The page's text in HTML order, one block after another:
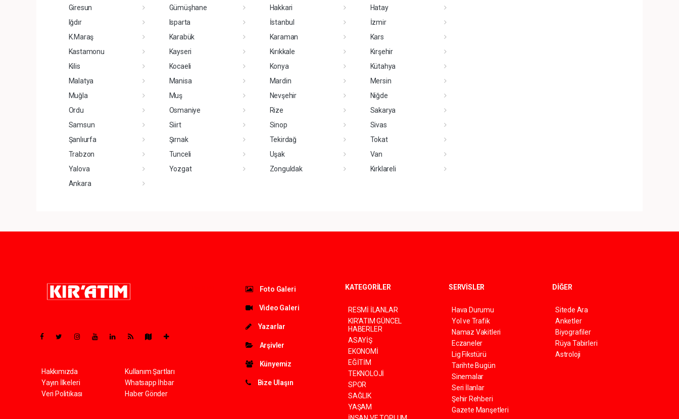
Giresun
Gümüşhane Hakkari
Hatay
Iğdır
Isparta İstanbul
İzmir
K.Maraş
Karabük Karaman
Kars
Kastamonu
Kayseri Kırıkkale
Kırşehir
Kilis
Kocaeli Konya
Kütahya
Malatya
Manisa Mardin
Mersin
Muğla
Muş Nevşehir
Niğde
Ordu
Osmaniye Rize
Sakarya
Samsun
Siirt Sinop
Sivas
Şanlıurfa
Şırnak Tekirdağ
Tokat
Trabzon
Tunceli Uşak
Van
Yalova
Yozgat Zonguldak
Kırklareli
Ankara
Hakkımızda
Yayın İlkeleri
Veri Politikası
Kullanım Şartları
Whatsapp İhbar
Haber Gönder
Foto Galeri
Video Galeri
Yazarlar
Arşivler
Künyemiz
Bize Ulaşın
KATEGORİLER
RESMİ İLANLAR
KIR'ATIM GÜNCEL
HABERLER
ASAYİŞ
EKONOMİ
EĞİTİM
TEKNOLOJİ
SPOR
SAĞLIK
YAŞAM
SERVİSLER
Hava Durumu
Yol ve Trafik
Namaz Vakitleri
Eczaneler
Lig Fikstürü
Tarihte Bugün
Sinemalar
Seri İlanlar
Şehir Rehberi
Gazete Manşetleri
DİĞER
Sitede Ara
Anketler
Biyografiler
Rüya Tabirleri
Astroloji